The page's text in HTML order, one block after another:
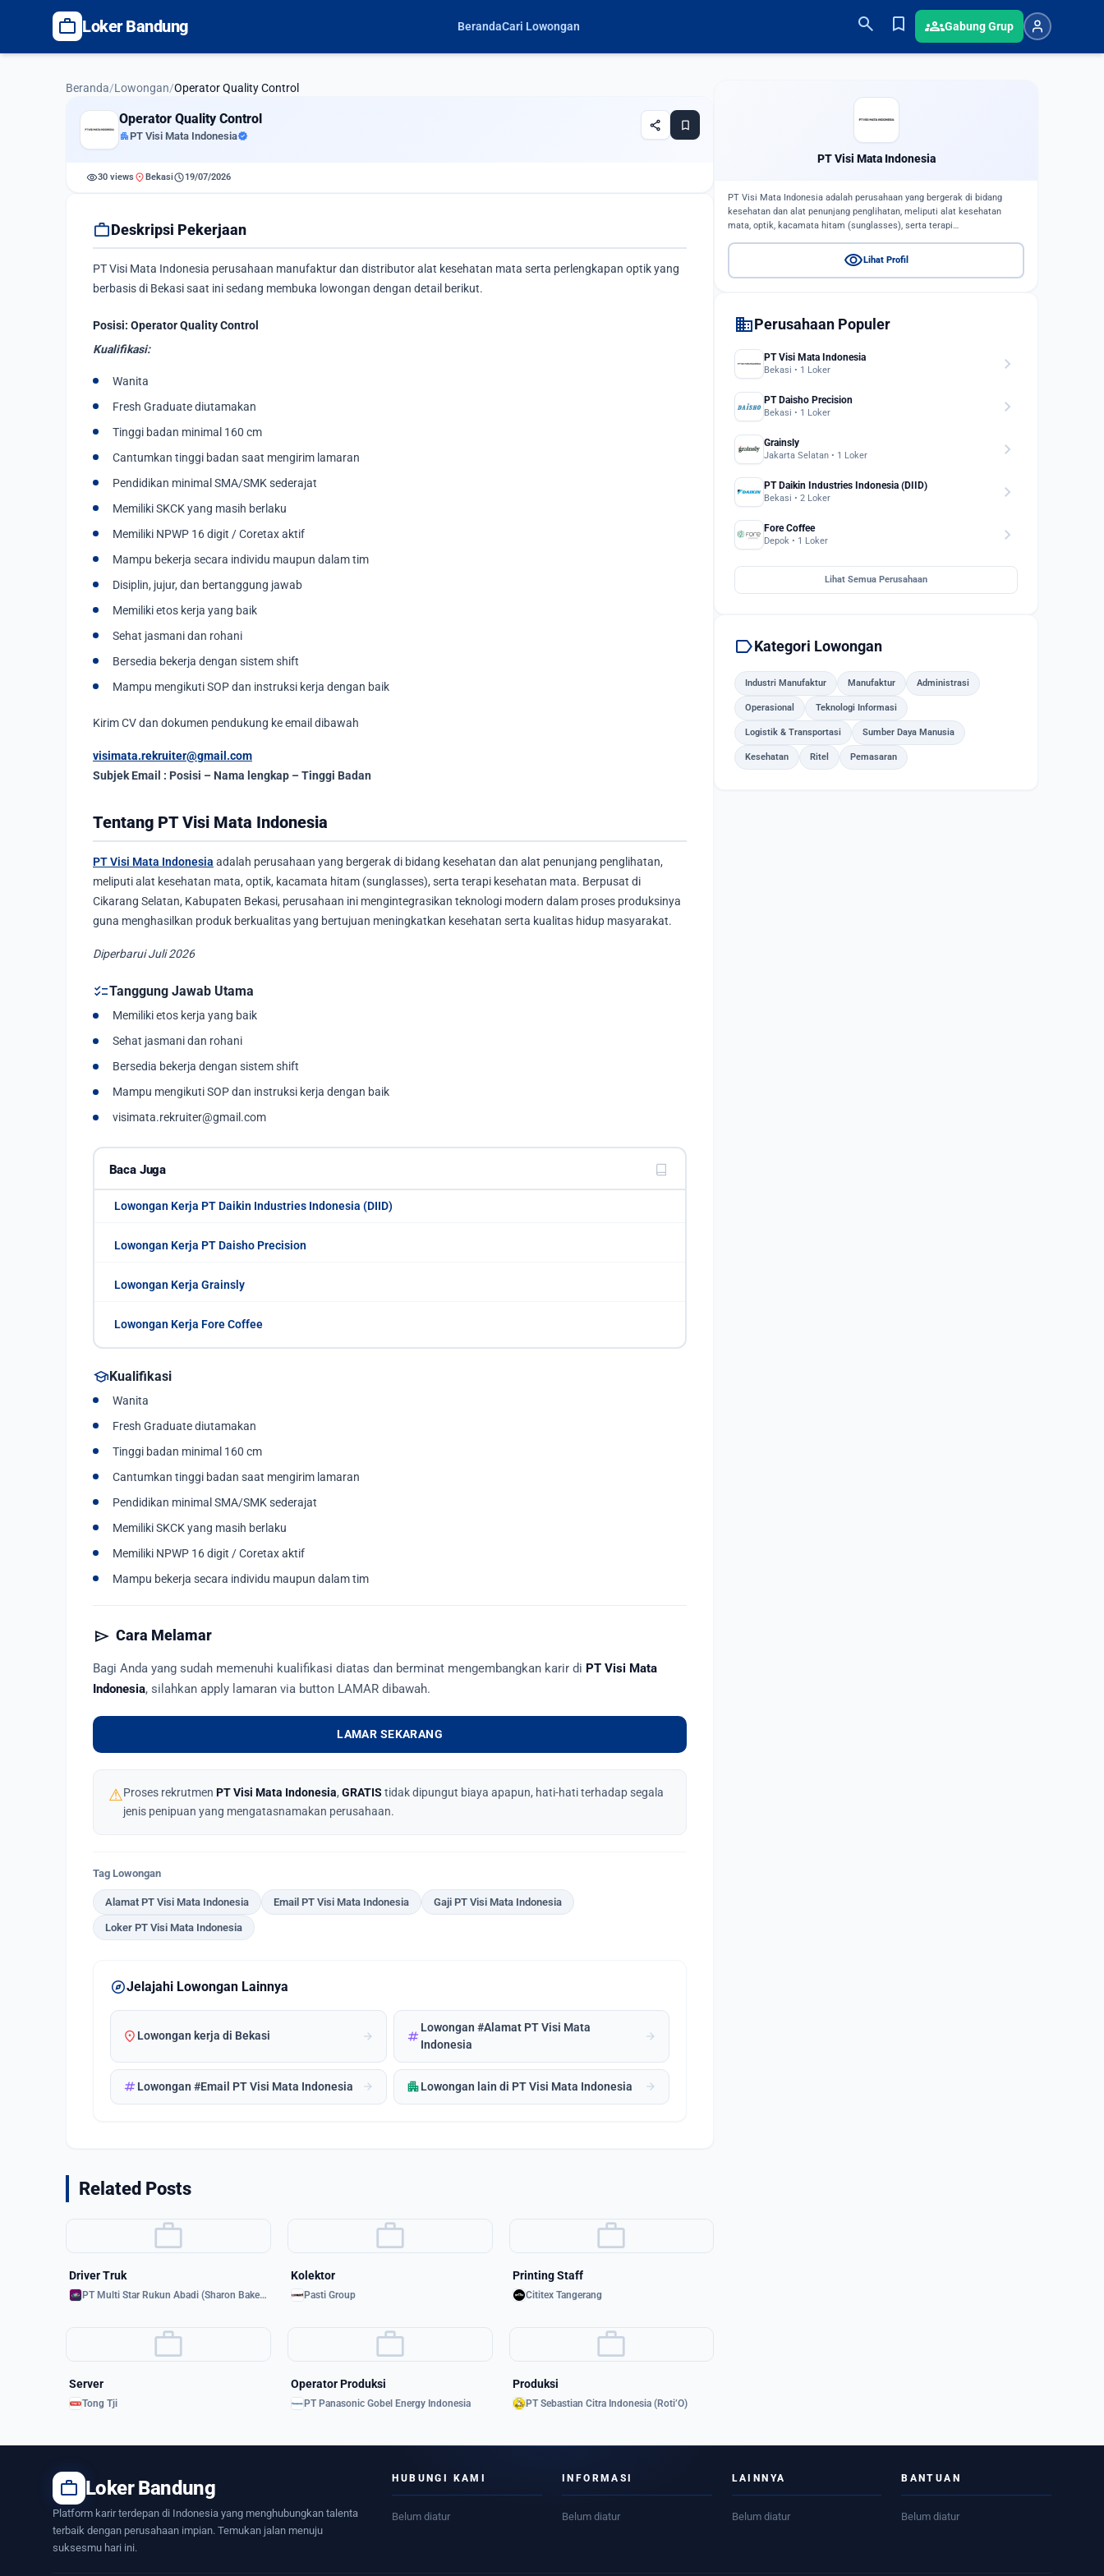
work Loker Bandung BerandaCari Lowongan search bookmark groupsGabung Grup
Beranda/Lowongan/Operator Quality Control
Operator Quality Control
apartment PT Visi Mata Indonesiaverified
share bookmark
visibility30 viewslocation_onBekasischedule19/07/2026
workDeskripsi Pekerjaan
PT Visi Mata Indonesia perusahaan manufaktur dan distributor alat kesehatan mata serta perlengkapan optik yang
berbasis di Bekasi saat ini sedang membuka lowongan dengan detail berikut.
Posisi: Operator Quality Control
Kualifikasi:
Wanita
Fresh Graduate diutamakan
Tinggi badan minimal 160 cm
Cantumkan tinggi badan saat mengirim lamaran
Pendidikan minimal SMA/SMK sederajat
Memiliki SKCK yang masih berlaku
Memiliki NPWP 16 digit / Coretax aktif
Mampu bekerja secara individu maupun dalam tim
Disiplin, jujur, dan bertanggung jawab
Memiliki etos kerja yang baik
Sehat jasmani dan rohani
Bersedia bekerja dengan sistem shift
Mampu mengikuti SOP dan instruksi kerja dengan baik
Kirim CV dan dokumen pendukung ke email dibawah
visimata.rekruiter@gmail.com
Subjek Email : Posisi – Nama lengkap – Tinggi Badan
Tentang PT Visi Mata Indonesia
PT Visi Mata Indonesia adalah perusahaan yang bergerak di bidang kesehatan dan alat penunjang penglihatan,
meliputi alat kesehatan mata, optik, kacamata hitam (sunglasses), serta terapi kesehatan mata. Berpusat di
Cikarang Selatan, Kabupaten Bekasi, perusahaan ini mengintegrasikan teknologi modern dalam proses produksinya
guna menghasilkan produk berkualitas yang bertujuan meningkatkan kesehatan serta kualitas hidup masyarakat.
Diperbarui Juli 2026
checklistTanggung Jawab Utama
Memiliki etos kerja yang baik
Sehat jasmani dan rohani
Bersedia bekerja dengan sistem shift
Mampu mengikuti SOP dan instruksi kerja dengan baik
visimata.rekruiter@gmail.com
Baca Juga
Lowongan Kerja PT Daikin Industries Indonesia (DIID)
Lowongan Kerja PT Daisho Precision
Lowongan Kerja Grainsly
Lowongan Kerja Fore Coffee
schoolKualifikasi
Wanita
Fresh Graduate diutamakan
Tinggi badan minimal 160 cm
Cantumkan tinggi badan saat mengirim lamaran
Pendidikan minimal SMA/SMK sederajat
Memiliki SKCK yang masih berlaku
Memiliki NPWP 16 digit / Coretax aktif
Mampu bekerja secara individu maupun dalam tim
send Cara Melamar
Bagi Anda yang sudah memenuhi kualifikasi diatas dan berminat mengembangkan karir di PT Visi Mata
Indonesia, silahkan apply lamaran via button LAMAR dibawah.
LAMAR SEKARANG
⚠Proses rekrutmen PT Visi Mata Indonesia, GRATIS tidak dipungut biaya apapun, hati-hati terhadap segala
jenis penipuan yang mengatasnamakan perusahaan.
Tag Lowongan
Alamat PT Visi Mata Indonesia Email PT Visi Mata Indonesia Gaji PT Visi Mata Indonesia
Loker PT Visi Mata Indonesia
exploreJelajahi Lowongan Lainnya
location_on Lowongan kerja di Bekasi arrow_forward tagLowongan #Alamat PT Visi Mata
Indonesia
arrow_forward
tagLowongan #Email PT Visi Mata Indonesia arrow_forward apartmentLowongan lain di PT Visi Mata Indonesia arrow_forward
Related Posts
work
Driver Truk
PT Multi Star Rukun Abadi (Sharon Bakery)
work
Kolektor
Pasti Group
work
Printing Staff
Cititex Tangerang
work
Server
Tong Tji
work
Operator Produksi
PT Panasonic Gobel Energy Indonesia
work
Produksi
PT Sebastian Citra Indonesia (Roti’O)
PT Visi Mata Indonesia
PT Visi Mata Indonesia adalah perusahaan yang bergerak di bidang
kesehatan dan alat penunjang penglihatan, meliputi alat kesehatan
mata, optik, kacamata hitam (sunglasses), serta terapi…
visibilityLihat Profil
domainPerusahaan Populer
PT Visi Mata Indonesia
Bekasi • 1 Loker chevron_right
PT Daisho Precision
Bekasi • 1 Loker chevron_right
Grainsly
Jakarta Selatan • 1 Loker chevron_right
PT Daikin Industries Indonesia (DIID)
Bekasi • 2 Loker chevron_right
Fore Coffee
Depok • 1 Loker chevron_right
Lihat Semua Perusahaan
labelKategori Lowongan
Industri Manufaktur Manufaktur Administrasi
Operasional Teknologi Informasi
Logistik & Transportasi Sumber Daya Manusia
Kesehatan Ritel Pemasaran
work Loker Bandung
Platform karir terdepan di Indonesia yang menghubungkan talenta
terbaik dengan perusahaan impian. Temukan jalan menuju
suksesmu hari ini.
HUBUNGI KAMI
Belum diatur
INFORMASI
Belum diatur
LAINNYA
Belum diatur
BANTUAN
Belum diatur